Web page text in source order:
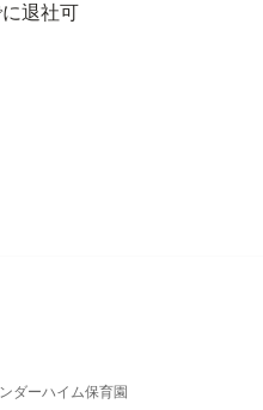
退社可
ダーハイム保育園